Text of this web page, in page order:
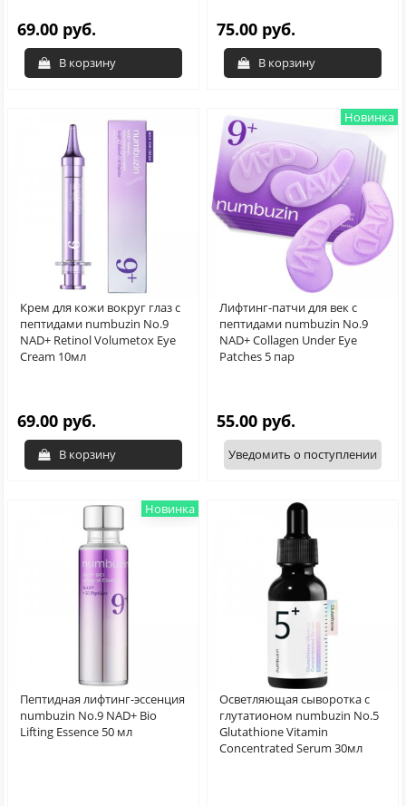
69.00 руб.
В корзину
75.00 руб.
В корзину
Крем для кожи вокруг глаз с
пептидами numbuzin No.9
NAD+ Retinol Volumetox Eye
Cream 10мл
69.00 руб.
В корзину
Новинка
Лифтинг-патчи для век с
пептидами numbuzin No.9
NAD+ Collagen Under Eye
Patches 5 пар
55.00 руб.
Уведомить о поступлении
Новинка
Пептидная лифтинг-эссенция
numbuzin No.9 NAD+ Bio
Lifting Essence 50 мл
Осветляющая сыворотка с
глутатионом numbuzin No.5
Glutathione Vitamin
Concentrated Serum 30мл